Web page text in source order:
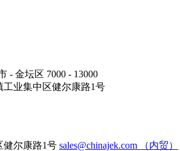
- 金坛区 7000 - 13000
工业集中区健尔康路1号
健尔康路1号 sales@chinajek.com （内贸）